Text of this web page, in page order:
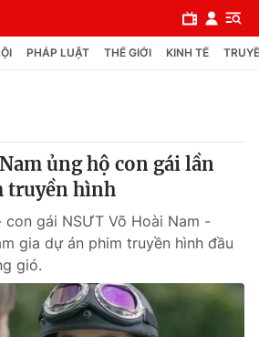
PHÁP LUẬT THẾ GIỚI KINH TẾ
ủng hộ con gái lần
truyền hình
con gái NSƯT Võ Hoài Nam -
gia dự án phim truyền hình đầu
gió.